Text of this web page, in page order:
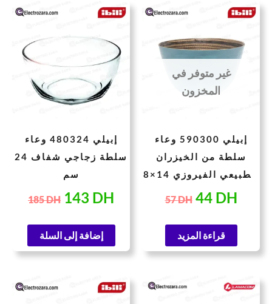
إبيلي 480324 وعاء
سلطة زجاجي شفاف 24
سم
185DH
السعر
185 DH.
143 DH
السعر
هو:
إضافة إلى السلة
غير متوفر في
المخزون
إبيلي 590300 وعاء
سلطة من الخيزران
الطبيعي الفيروزي 14×8
سم
57DH
السعر
هو:
57 DH.
44 DH
هو:
قراءة المزيد
السعر السعر
السعر